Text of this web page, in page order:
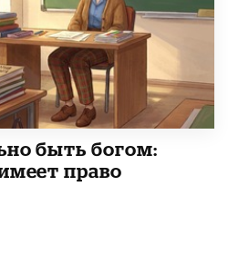
быть богом:
право